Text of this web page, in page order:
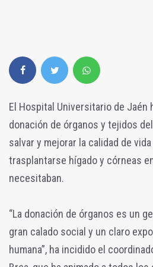
El Hospital Universitario de Jaén
donación de órganos y tejidos
salvar y mejorar la calidad de
trasplantarse hígado y córneas
necesitaban.
“La donación de órganos es un
gran calado social y un claro
humana”, ha incidido el